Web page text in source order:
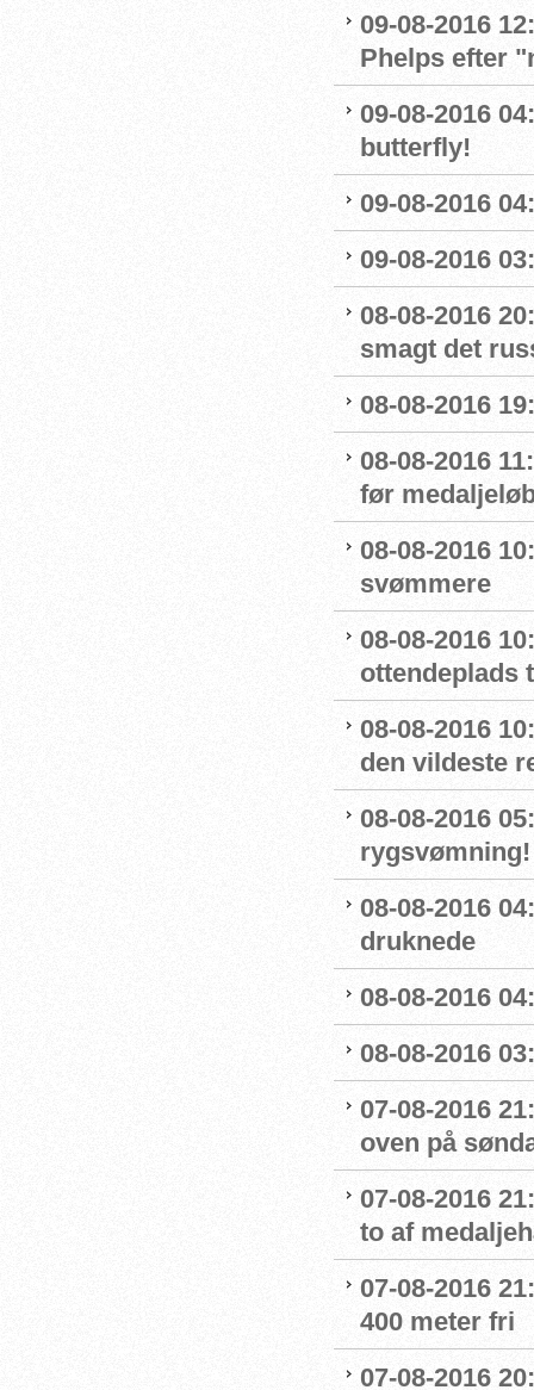
09-08-2016
Phelps efter
09-08-2016
butterfly!
09-08-2016
09-08-2016
08-08-2016
smagt det
08-08-2016
08-08-2016
før
08-08-2016
svømmere
08-08-2016
ottendeplads
08-08-2016
den vildeste
08-08-2016
rygsvømning!
08-08-2016
druknede
08-08-2016
08-08-2016
07-08-2016
oven på
07-08-2016
to af
07-08-2016
400 meter fri
07-08-2016